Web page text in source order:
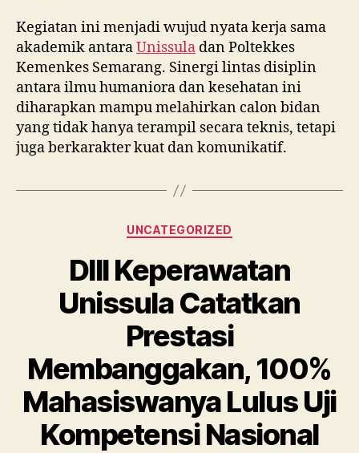
Kegiatan ini menjadi wujud nyata kerja sama
akademik antaraUnissula dan Poltekkes
Kemenkes Semarang. Sinergi lintas disiplin
antara ilmu humaniora dan kesehatan ini
diharapkan mampu melahirkan calon bidan
yang tidak hanya terampil secara teknis, tetapi
juga berkarakter kuat dan komunikatif.
Categories
UNCATEGORIZED
DIII Keperawatan
Unissula Catatkan
Prestasi
Membanggakan, 100%
Mahasiswanya Lulus Uji
Kompetensi Nasional